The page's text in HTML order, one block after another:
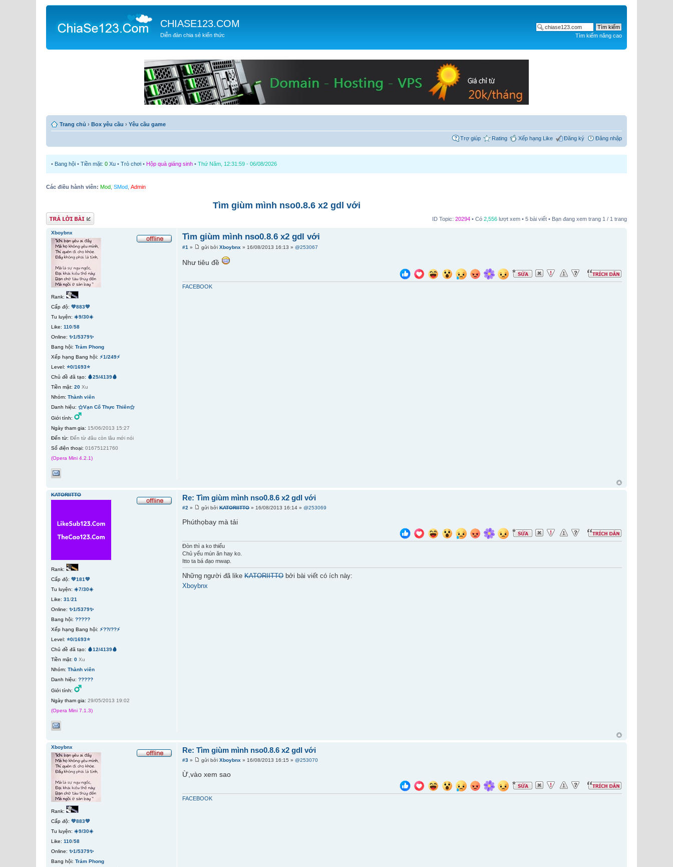
CHIASE123.COM
Diễn đàn chia sẻ kiến thức Tìm kiếm nâng cao
Trang chủ › Box yêu cầu › Yêu cầu game
Trợ giúp Rating Xếp hạng Like Đăng ký Đăng nhập
• Bang hội • Tiền mặt: 0 Xu • Trò chơi • Hộp quà giáng sinh • Thứ Năm, 12:31:59 - 06/08/2026
Các điều hành viên: Mod SMod Admin
Tìm giùm mình nso0.8.6 x2 gdl với
Gửi bài trả lời ID Topic: 20294 • Có 2,556 lượt xem • 5 bài viết • Bạn đang xem trang 1 / 1 trang
Tìm giùm mình nso0.8.6 x2 gdl với
#1 » gửi bởiXboybnx » 16/08/2013 16:13 »@253067
Như tiêu đề
FACEBOOK
Xboybnx
Rank:
Cấp độ: 💚883💚
Tu luyện: ☀️9/30☀️
Like: 110/58
Online: ✨1/5379✨
Bang hội: Trảm Phong
Xếp hạng Bang hội: ⚡1/249⚡
Level: ⭐0/1693⭐
Chủ đề đã tạo: 🩸25/4139🩸
Tiền mặt: 20 Xu
Nhóm: Thành viên
Danh hiệu: ⚝Vạn Cổ Thực Thiên⚝
Giới tính:
Ngày tham gia: 15/06/2013 15:27
Đến từ: Đến từ đâu còn lâu mới nói
Số điện thoại: 01675121760
(Opera Mini 4.2.1)
Re: Tìm giùm mình nso0.8.6 x2 gdl với
#2 » gửi bởiKATORIITTO» 16/08/2013 16:14 »@253069
Phúthọbay mà tải
Đòn thì a ko thiếu
Chủ yếu mún ăn hay ko.
Itto ta bá đạo mwap.
Những người đã likeKATORIITTObởi bài viết có ích này:
Xboybnx
KATORIITTO
Rank:
Cấp độ: 💚181💚
Tu luyện: ☀️7/30☀️
Like: 31/21
Online: ✨1/5379✨
Bang hội: ?????
Xếp hạng Bang hội: ⚡??/??⚡
Level: ⭐0/1693⭐
Chủ đề đã tạo: 🩸12/4139🩸
Tiền mặt: 0 Xu
Nhóm: Thành viên
Danh hiệu: ?????
Giới tính:
Ngày tham gia: 29/05/2013 19:02
(Opera Mini 7.1.3)
Re: Tìm giùm mình nso0.8.6 x2 gdl với
#3 » gửi bởiXboybnx » 16/08/2013 16:15 »@253070
Ừ,vào xem sao
FACEBOOK
Xboybnx
Rank:
Cấp độ: 💚883💚
Tu luyện: ☀️9/30☀️
Like: 110/58
Online: ✨1/5379✨
Bang hội: Trảm Phong